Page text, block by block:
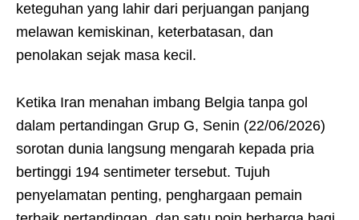
keteguhan yang lahir dari perjuangan panjang
melawan kemiskinan, keterbatasan, dan
penolakan sejak masa kecil.
Ketika Iran menahan imbang Belgia tanpa gol
dalam pertandingan Grup G, Senin (22/06/2026)
sorotan dunia langsung mengarah kepada pria
bertinggi 194 sentimeter tersebut. Tujuh
penyelamatan penting, penghargaan pemain